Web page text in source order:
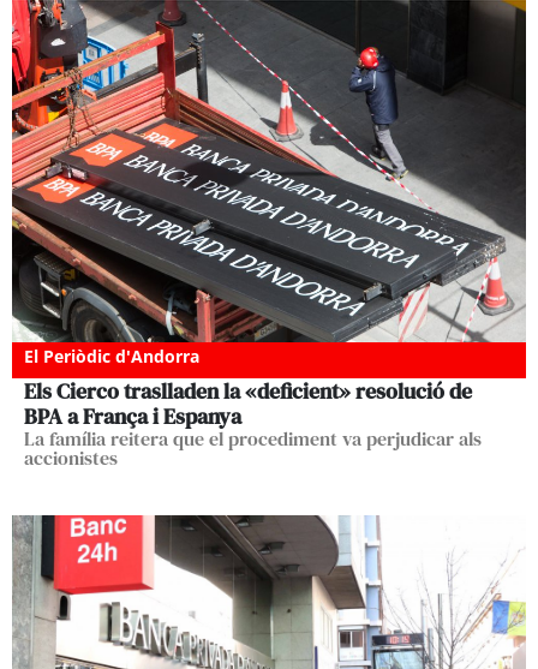
El Periòdic d'Andorra
Els Cierco traslladen la «deficient» resolució de
BPA a França i Espanya
La família reitera que el procediment va perjudicar als
accionistes